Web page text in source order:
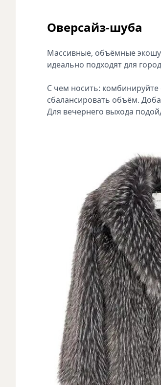
Оверсайз-шуба
Массивные, объёмные
идеально подходят для
С чем носить:
сбалансировать объём.
Для вечернего выхода